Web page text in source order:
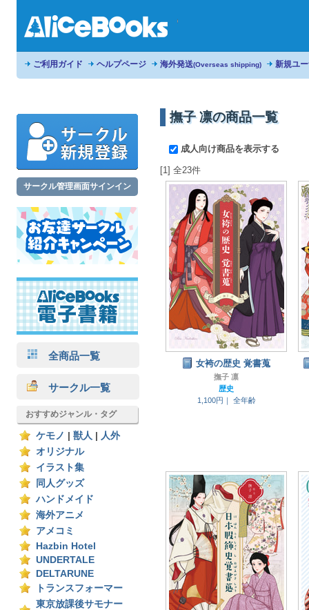
ご利用ガイド ヘルプページ 海外発送(Overseas shipping) 新規ユ
サークル管理画面サインイン
全商品一覧
サークル一覧
おすすめジャンル・タグ
ケモノ 獣人
人外
オリジナル
イラスト集
同人グッズ
ハンドメイド
海外アニメ
アメコミ
Hazbin Hotel
UNDERTALE
DELTARUNE
トランスフォーマー
東京放課後サモナー
撫子 凛の商品一覧
成人向け商品を表示する
[1] 全23件
女袴の歴史 覚書蒐
撫子 凛
歴史
1,100円｜
全年齢